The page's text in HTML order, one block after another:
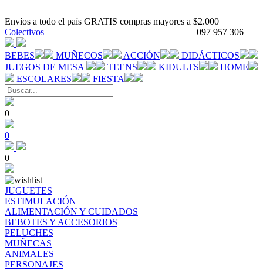
Envíos a todo el país GRATIS compras mayores a $2.000
097 957 306
Colectivos
BEBES MUÑECOS ACCIÓN
DIDÁCTICOS
JUEGOS DE MESA
TEENS KIDULTS
HOME
ESCOLARES
FIESTA
0
0
0
JUGUETES
ESTIMULACIÓN
ALIMENTACIÓN Y CUIDADOS
BEBOTES Y ACCESORIOS
PELUCHES
MUÑECAS
ANIMALES
PERSONAJES